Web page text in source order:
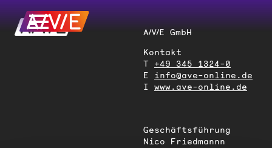
A/V/E GmbH
Kontakt
T +49 345 1324-0
E info@ave-online.de
I www.ave-online.de
Geschäftsführung
Nico Friedmannn